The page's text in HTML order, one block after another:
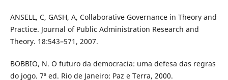
ANSELL, C, GASH, A, Collaborative Governance in Theory and
Practice. Journal of Public Administration Research and
Theory. 18:543–571, 2007.
BOBBIO, N. O futuro da democracia: uma defesa das regras
do jogo. 7ª ed. Rio de Janeiro: Paz e Terra, 2000.